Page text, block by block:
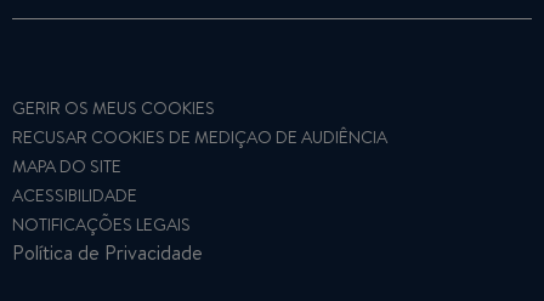
GERIR OS MEUS COOKIES
RECUSAR COOKIES DE MEDIÇAO DE AUDIÊNCIA
MAPA DO SITE
ACESSIBILIDADE
NOTIFICAÇÕES LEGAIS
Política de Privacidade